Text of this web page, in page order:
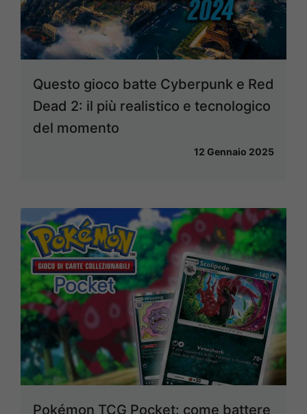
Questo gioco batte Cyberpunk e Red
Dead 2: il più realistico e tecnologico
del momento
12 Gennaio 2025
Pokémon TCG Pocket: come battere